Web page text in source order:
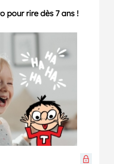
pour rire dès 7 ans !